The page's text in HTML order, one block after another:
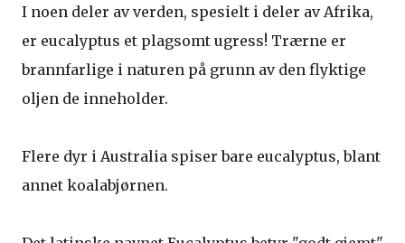
I noen deler av verden, spesielt i deler av Afrika,
er eucalyptus et plagsomt ugress! Trærne er
brannfarlige i naturen på grunn av den flyktige
oljen de inneholder.
Flere dyr i Australia spiser bare eucalyptus, blant
annet koalabjørnen.